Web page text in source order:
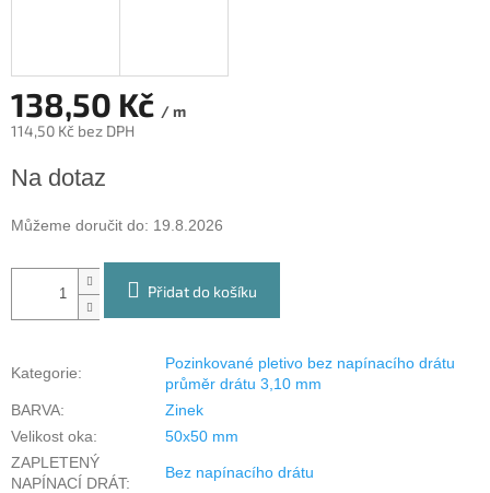
138,50 Kč / m
114,50 Kč bez DPH
cena:
Na dotaz
Můžeme doručit do: 19.8.2026
Přidat do košíku
Kategorie:
Pozinkované pletivo bez napínacího drátu
průměr drátu 3,10 mm
BARVA:
Zinek
Velikost oka:
50x50 mm
ZAPLETENÝ
NAPÍNACÍ DRÁT:
Bez napínacího drátu